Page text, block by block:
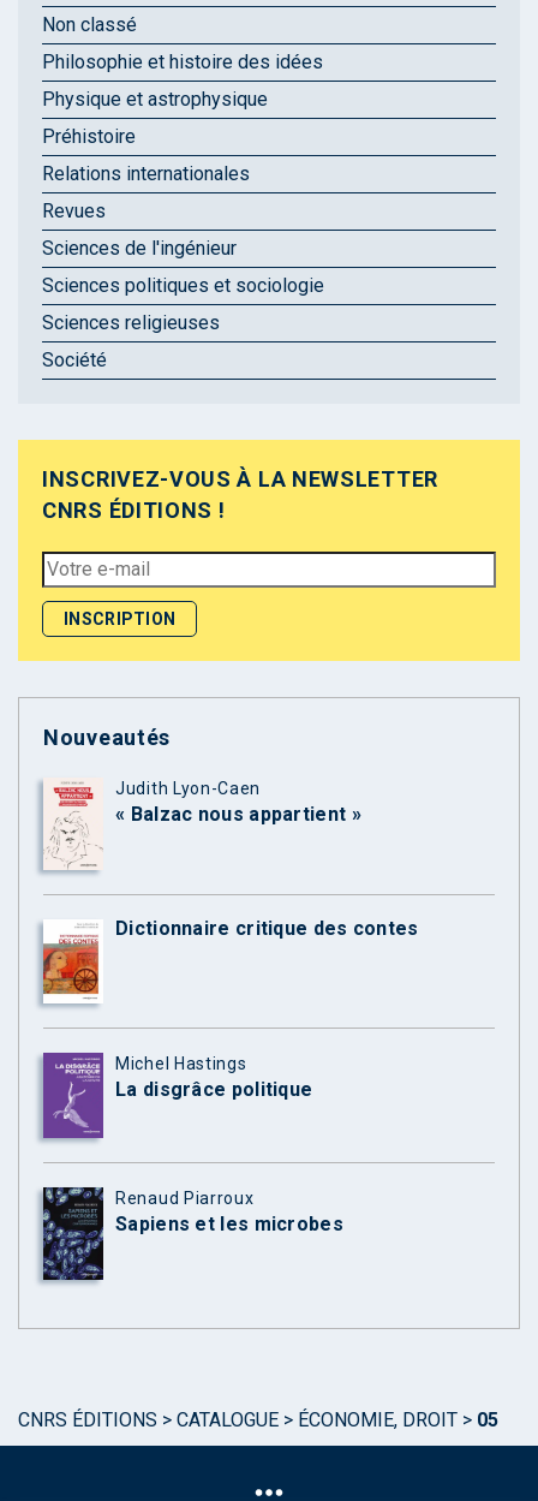
Non classé
Philosophie et histoire des idées
Physique et astrophysique
Préhistoire
Relations internationales
Revues
Sciences de l'ingénieur
Sciences politiques et sociologie
Sciences religieuses
Société
INSCRIVEZ-VOUS À LA NEWSLETTER
CNRS ÉDITIONS !
Nouveautés
Judith Lyon-Caen
« Balzac nous appartient »
Dictionnaire critique des contes
Michel Hastings
La disgrâce politique
Renaud Piarroux
Sapiens et les microbes
CNRS ÉDITIONS > CATALOGUE > ÉCONOMIE, DROIT > 05